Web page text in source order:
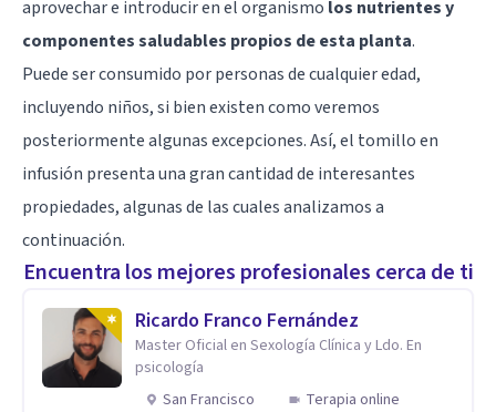
aprovechar e introducir en el organismo los nutrientes y
componentes saludables propios de esta planta.
Puede ser consumido por personas de cualquier edad,
incluyendo niños, si bien existen como veremos
posteriormente algunas excepciones. Así, el tomillo en
infusión presenta una gran cantidad de interesantes
propiedades, algunas de las cuales analizamos a
continuación.
Encuentra los mejores profesionales cerca de ti
Ricardo Franco Fernández
Master Oficial en Sexología Clínica y Ldo. En
psicología
San Francisco
Terapia online